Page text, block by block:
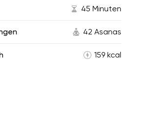
45 Minuten
42 Asanas
159 kcal